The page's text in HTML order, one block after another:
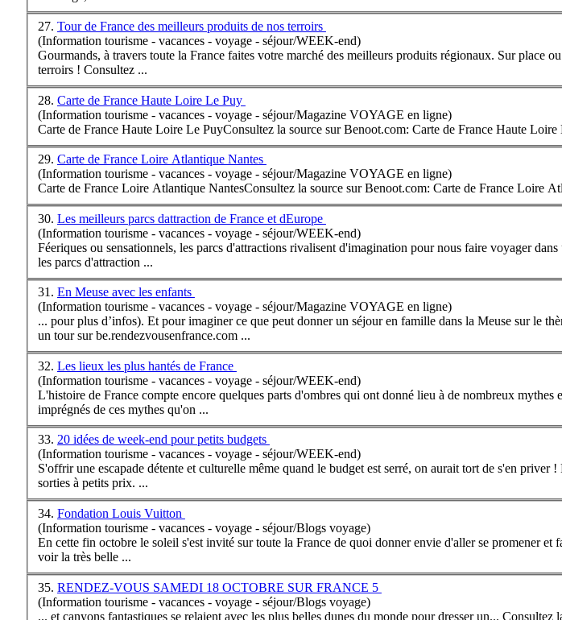
27. Tour de France des meilleurs produits de nos terroirs
(Information tourisme - vacances - voyage - séjour/WEEK-end)
Gourmands, à travers toute la Francefaites votre marché des meilleurs produits régionaux. Sur place
terroirs ! Consultez ...
28. Carte de France Haute Loire Le Puy
(Information tourisme - vacances - voyage - séjour/Magazine VOYAGE en ligne)
Carte de FranceHaute Loire Le PuyConsultez la source sur Benoot.com: Carte de FranceHaute Loire
29. Carte de France Loire Atlantique Nantes
(Information tourisme - vacances - voyage - séjour/Magazine VOYAGE en ligne)
Carte de FranceLoire Atlantique NantesConsultez la source sur Benoot.com: Carte de FranceLoire
30. Les meilleurs parcs dattraction de France et dEurope
(Information tourisme - vacances - voyage - séjour/WEEK-end)
Féeriques ou sensationnels, les parcs d'attractions rivalisent d'imagination pour nous faire voyager
les parcs d'attraction ...
31. En Meuse avec les enfants
(Information tourisme - vacances - voyage - séjour/Magazine VOYAGE en ligne)
... pour plus d’infos). Et pour imaginer ce que peut donner un séjour en famille dans la Meuse sur le
un tour sur be.rendezvousenfrance.com ...
32. Les lieux les plus hantés de France
(Information tourisme - vacances - voyage - séjour/WEEK-end)
L'histoire de Francecompte encore quelques parts d'ombres qui ont donné lieu à de nombreux
imprégnés de ces mythes qu'on ...
33. 20 idées de week-end pour petits budgets
(Information tourisme - vacances - voyage - séjour/WEEK-end)
S'offrir une escapade détente et culturelle même quand le budget est serré, on aurait tort de s'en priver !
sorties à petits prix. ...
34. Fondation Louis Vuitton
(Information tourisme - vacances - voyage - séjour/Blogs voyage)
En cette fin octobre le soleil s'est invité sur toute la Francede quoi donner envie d'aller se promener et
voir la très belle ...
35. RENDEZ-VOUS SAMEDI 18 OCTOBRE SUR FRANCE 5
(Information tourisme - vacances - voyage - séjour/Blogs voyage)
... et canyons fantastiques se relaient avec les plus belles dunes du monde pour dresser un... Consultez la source sur Travelblog.fr: RENDEZ-VOUS SAMEDI 18 OCTOBRE